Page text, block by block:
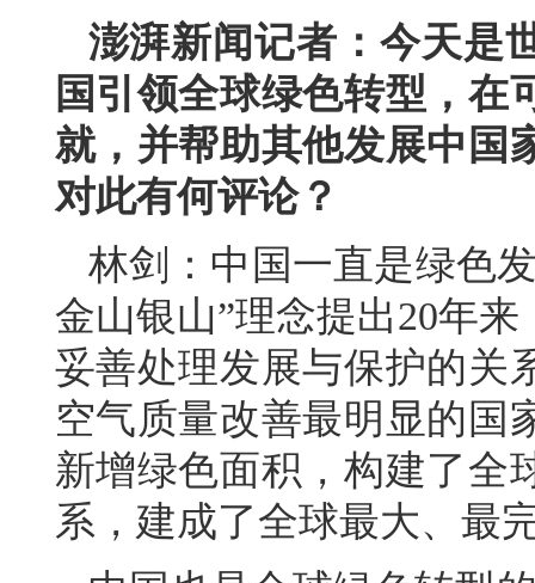
澎湃新闻记者：今天是
国引领全球绿色转型，在
就，并帮助其他发展中国
对此有何评论？
林剑：中国一直是绿色
金山银山”理念提出20年
妥善处理发展与保护的关
空气质量改善最明显的国
新增绿色面积，构建了全
系，建成了全球最大、最